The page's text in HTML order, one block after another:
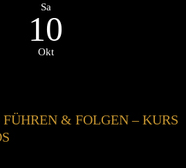
Sa
10
Okt
& FOLGEN – KURS